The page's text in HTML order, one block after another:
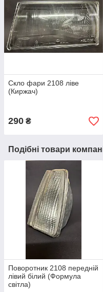
Скло фари 2108 ліве
(Киржач)
290 ₴
Подібні товари
Поворотник 2108 передній
лівий білий (Формула
світла)